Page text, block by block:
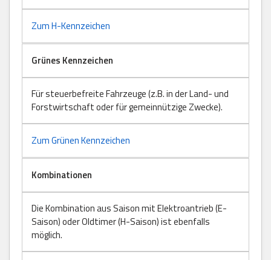
Zum H-Kennzeichen
Grünes Kennzeichen
Für steuerbefreite Fahrzeuge (z.B. in der Land- und
Forstwirtschaft oder für gemeinnützige Zwecke).
Zum Grünen Kennzeichen
Kombinationen
Die Kombination aus Saison mit Elektroantrieb (E-
Saison) oder Oldtimer (H-Saison) ist ebenfalls
möglich.